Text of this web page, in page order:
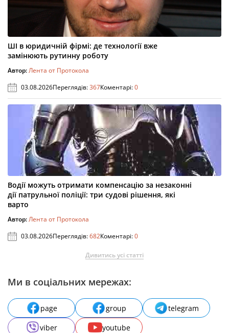
ШІ в юридичній фірмі: де технології вже
замінюють рутинну роботу
Автор:Лента от Протокола
03.08.2026Переглядів:367Коментарі:0
Водії можуть отримати компенсацію за незаконні
дії патрульної поліції: три судові рішення, які
варто
Автор:Лента от Протокола
03.08.2026Переглядів:682Коментарі:0
Дивитись усі статті
Ми в соціальних мережах:
page group
telegram
viber
youtube